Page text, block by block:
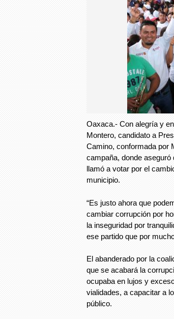
Oaxaca.- Con alegría y
Montero, candidato a
Camino, conformada por
campaña, donde
llamó a votar por el
municipio.
“Es justo ahora que
cambiar corrupción por
la inseguridad por
ese partido que por
El abanderado por la
que se acabará la
ocupaba en lujos y
vialidades, a capacitar a
público.